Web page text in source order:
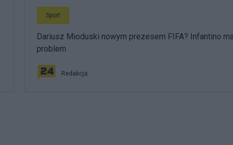
Sport
Dariusz Mioduski nowym prezesem FIFA? Infantino
problem
Redakcja